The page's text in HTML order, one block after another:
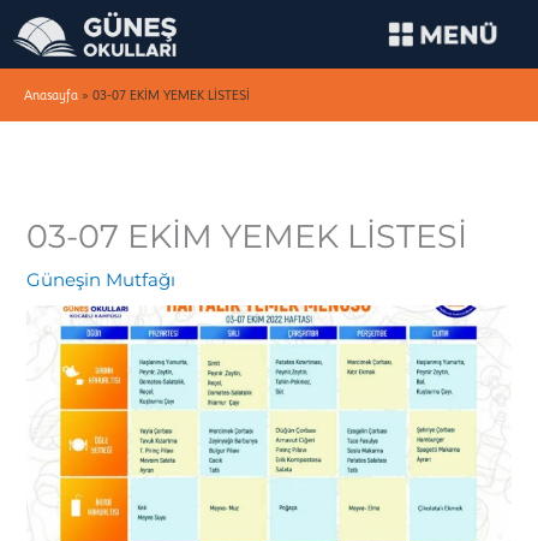
İçeriğe
atla
Anasayfa » 03-07 EKİM YEMEK LİSTESİ
03-07 EKİM YEMEK LİSTESİ
Güneşin Mutfağı